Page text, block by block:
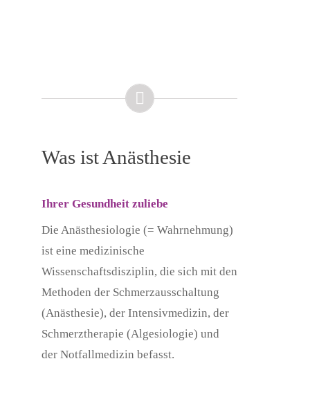
Was ist Anästhesie
Ihrer Gesundheit zuliebe
Die Anästhesiologie (= Wahrnehmung)
ist eine medizinische
Wissenschaftsdisziplin, die sich mit den
Methoden der Schmerzausschaltung
(Anästhesie), der Intensivmedizin, der
Schmerztherapie (Algesiologie) und
der Notfallmedizin befasst.